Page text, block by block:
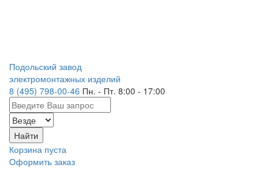
Подольский завод
электромонтажных изделий
8 (495) 798-00-46 Пн. - Пт. 8:00 - 17:00
Корзина пуста
Оформить заказ